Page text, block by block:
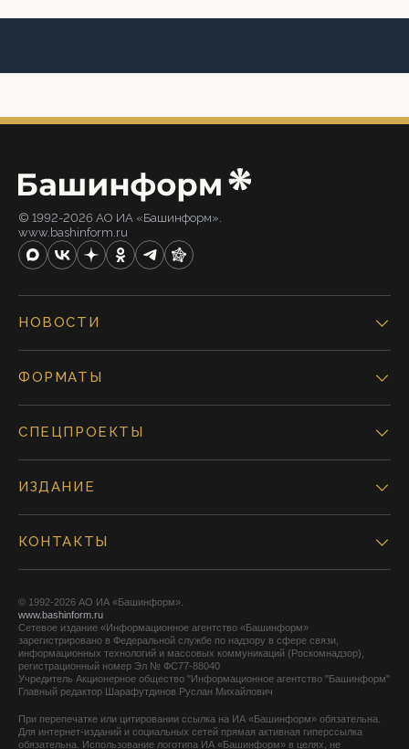
© 1992-2026 АО ИА «Башинформ».
www.bashinform.ru
НОВОСТИ
ФОРМАТЫ
СПЕЦПРОЕКТЫ
ИЗДАНИЕ
КОНТАКТЫ
© 1992-2026 АО ИА «Башинформ».
www.bashinform.ru
Сетевое издание «Информационное агентство «Башинформ»
зарегистрировано в Федеральной службе по надзору в сфере связи,
информационных технологий и массовых коммуникаций (Роскомнадзор),
регистрационный номер Эл № ФС77-88040
Учредитель Акционерное общество "Информационное агентство "Башинформ"
Главный редактор Шарафутдинов Руслан Михайлович
При перепечатке или цитировании ссылка на ИА «Башинформ» обязательна.
Для интернет-изданий и социальных сетей прямая активная гиперссылка
обязательна. Использование логотипа ИА «Башинформ» в целях, не